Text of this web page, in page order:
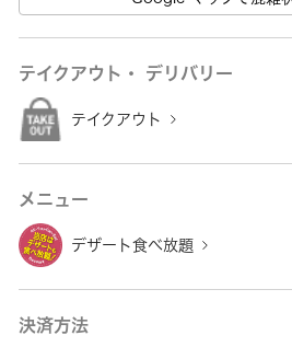
テイクアウト・ デリバリー
テイクアウト
メニュー
デザート食べ放題
決済方法